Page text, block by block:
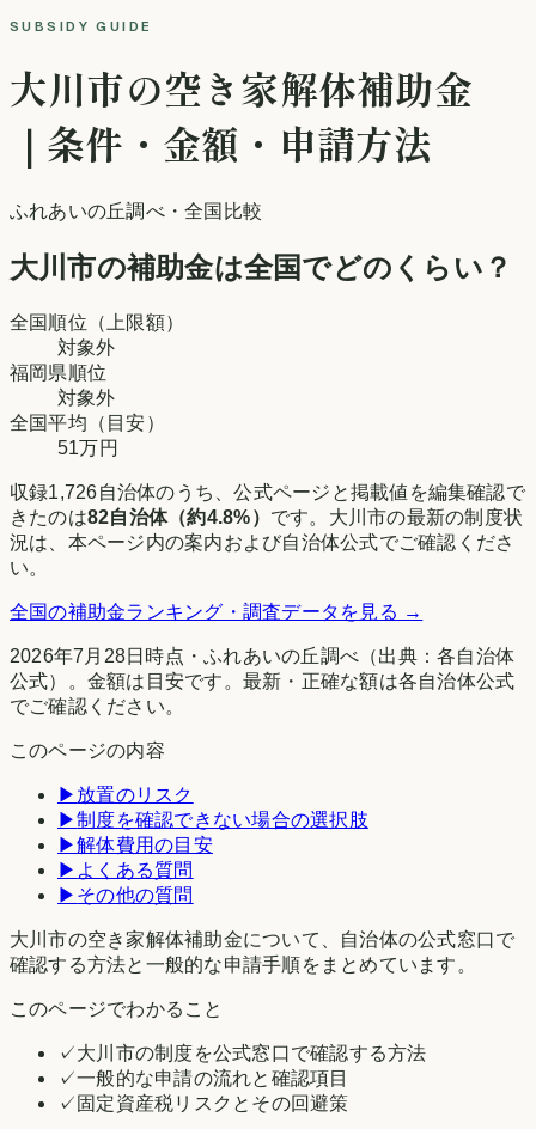
SUBSIDY GUIDE
大川市の空き家解体補助金
｜条件・金額・申請方法
ふれあいの丘調べ・全国比較
大川市の補助金は全国でどのくらい？
全国順位（上限額）
対象外
福岡県順位
対象外
全国平均（目安）
51万円
収録1,726自治体のうち、公式ページと掲載値を編集確認で
きたのは82自治体（約4.8%） です。 大川市の最新の制度状
況は、本ページ内の案内および自治体公式でご確認くださ
い。
全国の補助金ランキング・調査データを見る →
2026年7月28日時点 ・ふれあいの丘調べ （出典：各自治体
公式）。金額は目安です。最新・正確な額は各自治体公式
でご確認ください。
このページの内容
▶ 放置のリスク
▶制度を確認できない場合の選択肢
▶解体費用の目安
▶ よくある質問
▶ その他の質問
大川市の空き家解体補助金について、自治体の公式窓口で
確認する方法と一般的な申請手順をまとめています。
このページでわかること
✓大川市の制度を公式窓口で確認する方法
✓一般的な申請の流れと確認項目
✓ 固定資産税リスクとその回避策